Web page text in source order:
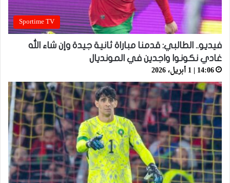
Sportime TV
فيديو.. الطالبي: قدمنا مباراة ثانية جيدة وإن شاء الله
غادي نكونوا واجدين في المونديال
14:06 | 1 أبريل، 2026